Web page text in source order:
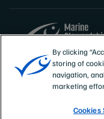
Sites
Portugal
By clicking
storing of
navigation,
marketing
Cookies